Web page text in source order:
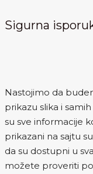
Sigurna
Nastojimo da
prikazu slika i
su sve informacije
prikazani na sajtu
da su dostupni u
možete proveriti